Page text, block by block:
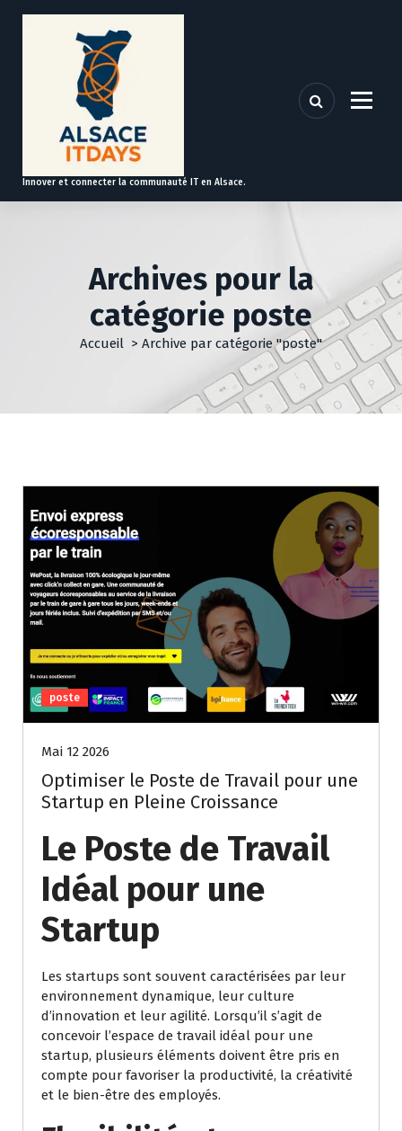
t
Innover et connecter la communauté IT en Alsace.
Archives pour la
catégorie poste
Accueil > Archive par catégorie "poste"
poste
Mai 12 2026
Optimiser le Poste de Travail pour une
Startup en Pleine Croissance
Le Poste de Travail
Idéal pour une
Startup
Les startups sont souvent caractérisées par leur
environnement dynamique, leur culture
d’innovation et leur agilité. Lorsqu’il s’agit de
concevoir l’espace de travail idéal pour une
startup, plusieurs éléments doivent être pris en
compte pour favoriser la productivité, la créativité
et le bien-être des employés.